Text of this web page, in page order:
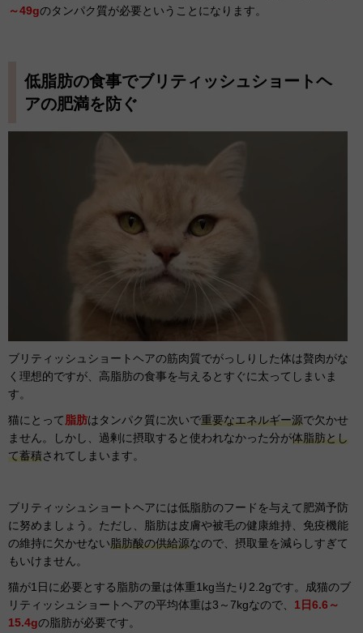
～49gのタンパク質が必要ということになります。
低脂肪の食事でブリティッシュショートヘ
アの肥満を防ぐ
ブリティッシュショートヘアの筋肉質でがっしりした体は贅肉がな
く理想的ですが、高脂肪の食事を与えるとすぐに太ってしまいま
す。
猫にとって 脂肪はタンパク質に次いで重要なエネルギー源で欠かせ
ません。しかし、過剰に摂取すると使われなかった分が体脂肪とし
て蓄積されてしまいます。
ブリティッシュショートヘアには低脂肪のフードを与えて肥満予防
に努めましょう。ただし、脂肪は皮膚や被毛の健康維持、免疫機能
の維持に欠かせない脂肪酸の供給源なので、摂取量を減らしすぎて
もいけません。
猫が1日に必要とする脂肪の量は体重1kg当たり2.2gです。成猫のブ
リティッシュショートヘアの平均体重は3～7kgなので、 1日6.6～
15.4gの脂肪が必要です。